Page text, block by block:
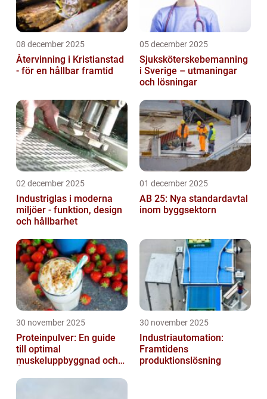
08 december 2025
Återvinning i Kristianstad
- för en hållbar framtid
05 december 2025
Sjuksköterskebemanning
i Sverige – utmaningar
och lösningar
02 december 2025
Industriglas i moderna
miljöer - funktion, design
och hållbarhet
01 december 2025
AB 25: Nya standardavtal
inom byggsektorn
30 november 2025
Proteinpulver: En guide
till optimal
muskeluppbyggnad och
30 november 2025
Industriautomation:
Framtidens
produktionslösning